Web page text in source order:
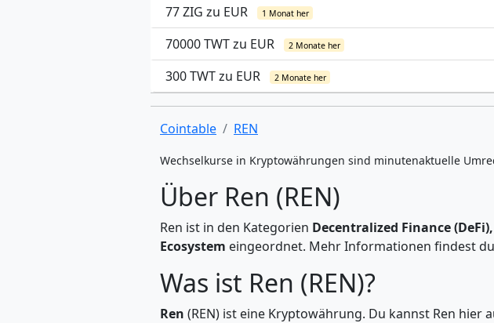
77 ZIG zu EUR 1 Monat her
70000 TWT zu EUR 2 Monate her
300 TWT zu EUR 2 Monate her
Cointable REN
Wechselkurse in Kryptowährungen sind minutenaktuelle
Über Ren (REN)
Ren ist in den Kategorien Decentralized Finance
Ecosystem eingeordnet. Mehr Informationen findest
Was ist Ren (REN)?
Ren (REN) ist eine Kryptowährung. Du kannst Ren